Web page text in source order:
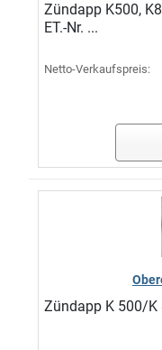
Zündapp K500,
ET.-Nr. ...
Netto-Verkaufspreis:
Zündapp K 500/K